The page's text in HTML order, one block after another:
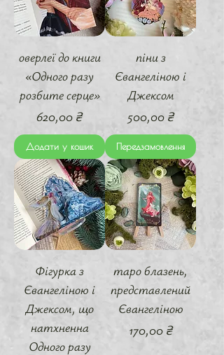
оверлеї до книги
«Одного разу
розбите серце»
Ціна
620,00 ₴
Додати у кошик
піни з
Євангеліною і
Джексом
Ціна
500,00 ₴
Передзамовлення
Фігурка з
Євангеліною і
Джексом, що
натхненна
Одного разу
таро блазень,
представлений
Євангеліною
Ціна
170,00 ₴